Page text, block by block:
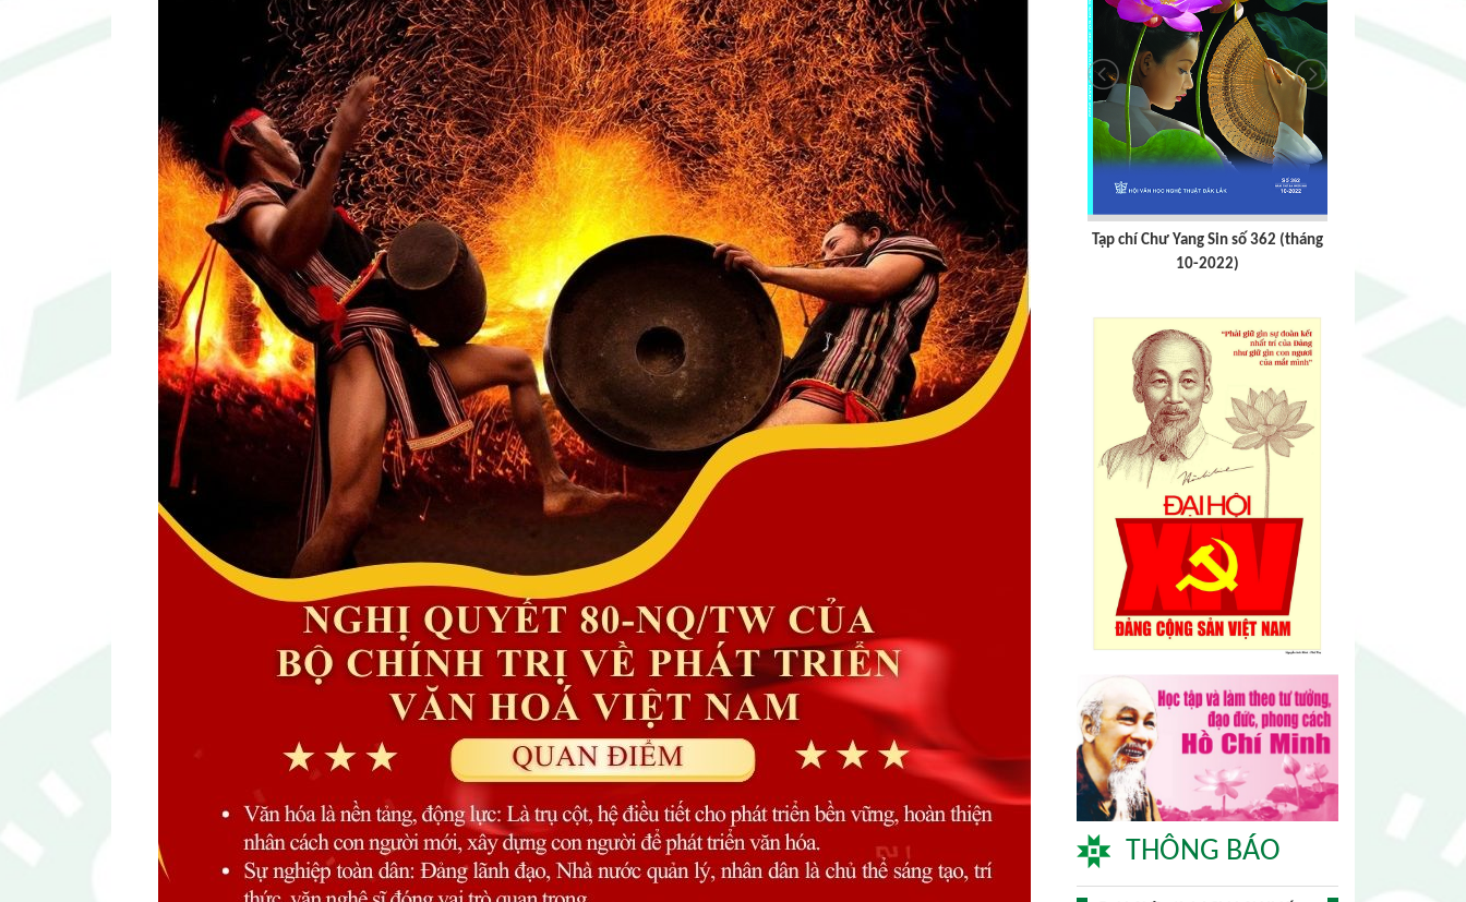
Tạp chí Chư Yang Sin số 351
Tạp chí Chư Yang Sin số 363 (tháng
11 - 2022)
Tạp chí Chư Yang Sin số 362 (tháng
10-2022)
Tạp chí Chư Yang sin số 359
THÔNG BÁO
Triển lãm Mỹ thuật khu vực V
Nam miền Trung và Tây nguyên
lần thứ 30
Lễ hội sầu riêng Đắk Lắk 2026
quy mô khủng với 17 hoạt động
đặc sắc
Đại hội lần thứ I Chi hội Múa:
Sức trẻ dẫn lối đổi mới
Đại hội lần thứ I Chi hội Nhiếp
ảnh Đông Đắk Lắk nhiệm kỳ
2026 – 2031 thành công tốt đẹp